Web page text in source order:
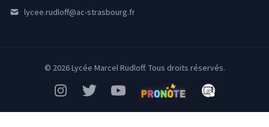
lycee.rudloff@ac-strasbourg.fr
© 2026 Lycée Marcel Rudloff. Tous droits réservés.
InstagramTwitterYouTubePronote Mon Bureau